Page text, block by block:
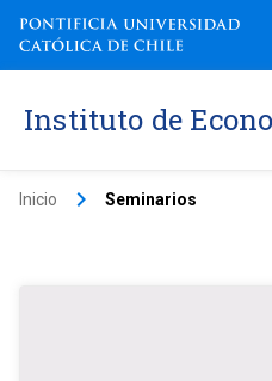
Instituto de
Inicio keyboard_arrow_right Seminarios